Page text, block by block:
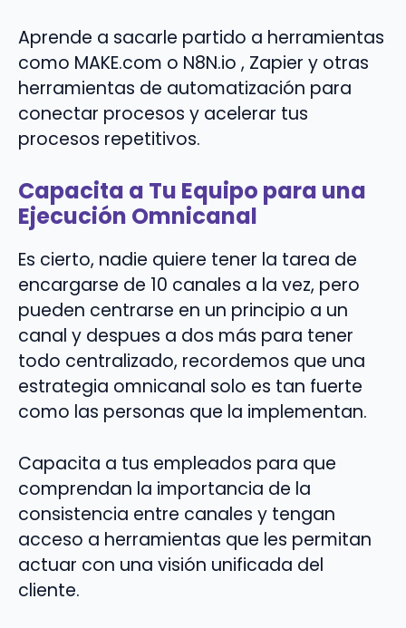
Aprende a sacarle partido a herramientas
como MAKE.com o N8N.io , Zapier y otras
herramientas de automatización para
conectar procesos y acelerar tus
procesos repetitivos.
Capacita a Tu Equipo para una
Ejecución Omnicanal
Es cierto, nadie quiere tener la tarea de
encargarse de 10 canales a la vez, pero
pueden centrarse en un principio a un
canal y despues a dos más para tener
todo centralizado, recordemos que una
estrategia omnicanal solo es tan fuerte
como las personas que la implementan.
Capacita a tus empleados para que
comprendan la importancia de la
consistencia entre canales y tengan
acceso a herramientas que les permitan
actuar con una visión unificada del
cliente.